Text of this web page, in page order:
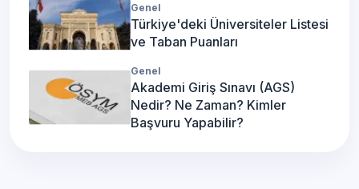
Genel
Türkiye'deki Üniversiteler Listesi
ve Taban Puanları
Genel
Akademi Giriş Sınavı (AGS)
Nedir? Ne Zaman? Kimler
Başvuru Yapabilir?